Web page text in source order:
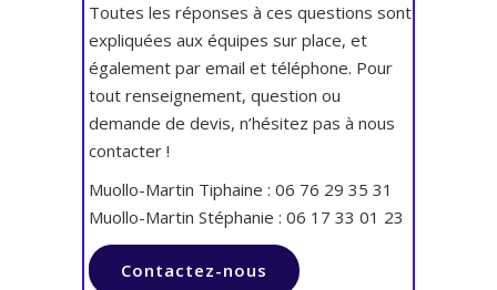
Toutes les réponses à ces questions sont
expliquées aux équipes sur place, et
également par email et téléphone. Pour
tout renseignement, question ou
demande de devis, n’hésitez pas à nous
contacter !
Muollo-Martin Tiphaine : 06 76 29 35 31
Muollo-Martin Stéphanie : 06 17 33 01 23
Contactez-nous